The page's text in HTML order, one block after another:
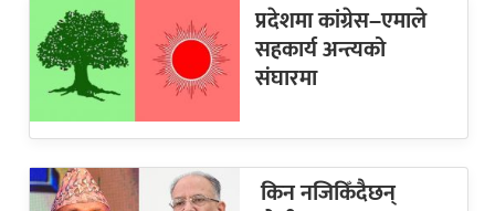
प्रदेशमा कांग्रेस–एमाले
सहकार्य अन्त्यको
संघारमा
किन नजिकिँदैछन्